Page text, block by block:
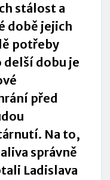
stálost a
době jejich
potřeby
dobu je
před
Na to,
správně
Ladislava